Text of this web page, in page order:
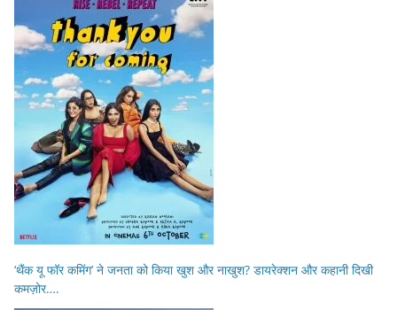
‘थैंक यू फॉर कमिंग’ ने जनता को किया खुश और नाखुश? डायरेक्शन और कहानी दिखी
कमज़ोर….